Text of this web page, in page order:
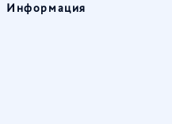
Информация